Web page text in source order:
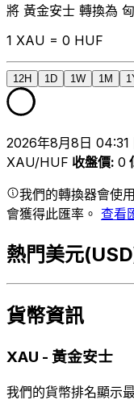
將 黃金安士 轉換為
1 XAU = 0 HUF
12H 1D 1W 1M
2026年8月8日
XAU/HUF 收盤價: 0
我們的轉換器會使
會獲得此匯率。 查看
熱門美元
貨幣資訊
XAU - 黃金安士
我們的貨幣排名顯示